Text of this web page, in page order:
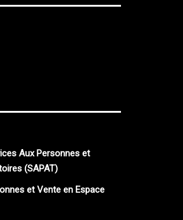
Aux Personnes et
(SAPAT)
et Vente en Espace